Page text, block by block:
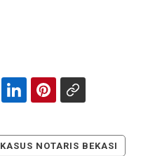
KASUS NOTARIS BEKASI